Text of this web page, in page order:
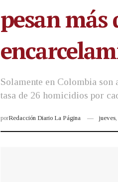
pesan
Solamente en Colombia
tasa de 26 homicidios por
porRedacción Diario La Página